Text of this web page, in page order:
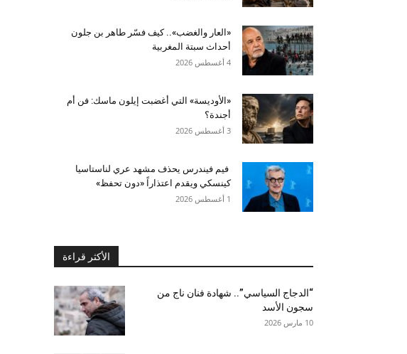
«العار والغضب».. كيف فسّر طاهر بن جلون
أحداث سبتة المغربية
4 أغسطس 2026
«الأوديسة» التي أغضبت إيلون ماسك: فن أم
أجندة؟
3 أغسطس 2026
فيم فيندرس يحذف مشهد عري لناستاسيا
كينسكي ويقدم اعتذاراً «دون تحفظ»
1 أغسطس 2026
الأكثر قراءة
“الدجاج السياسي”.. شهادة فنان ناج من
سجون الأسد
10 مارس 2026